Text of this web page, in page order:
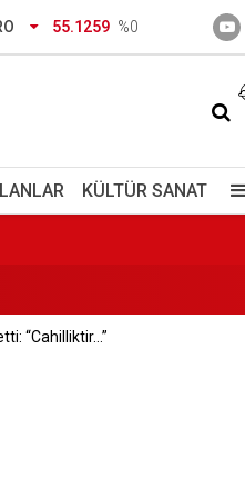
55.1259 %0
KÜLTÜR SANAT
Genel Müdürlüğü’ne
geldi
“Cahilliktir…”